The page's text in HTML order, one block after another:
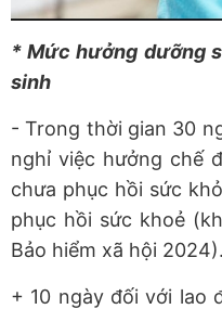
* Mức hưởng dưỡng
sinh
- Trong thời gian 30
nghỉ việc hưởng chế
chưa phục hồi sức
phục hồi sức khoẻ
Bảo hiểm xã hội 2024).
+ 10 ngày đối với lao